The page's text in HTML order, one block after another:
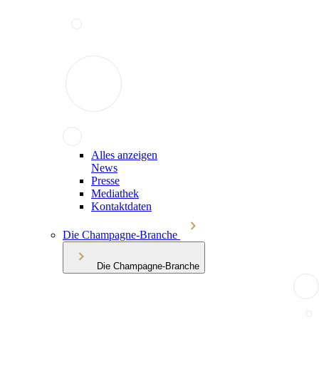
Alles anzeigen
News
Presse
Mediathek
Kontaktdaten
Die Champagne-Branche
Die Champagne-Branche